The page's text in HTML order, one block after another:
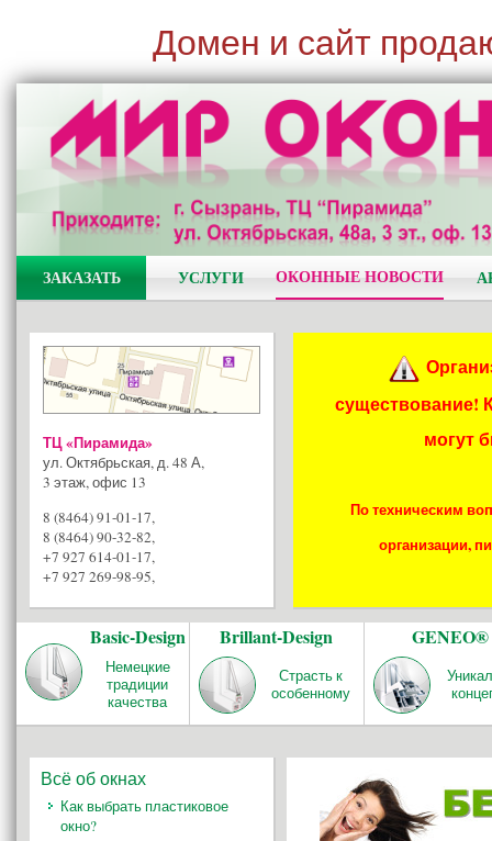
Домен и сайт
ЗАКАЗАТЬ УСЛУГИ ОКОННЫЕ НОВОСТИ
ТЦ «Пирамида»
ул. Октябрьская, д. 48 А,
3 этаж, офис 13
8 (8464) 91-01-17,
8 (8464) 90-32-82,
+7 927 614-01-17,
+7 927 269-98-95,
существование!
могут
По техническим
организации,
Basic-Design
Немецкие
традиции
качества
Brillant-Design
Страсть к
особенному
GENEO®
Всё об окнах
Как выбрать пластиковое
окно?